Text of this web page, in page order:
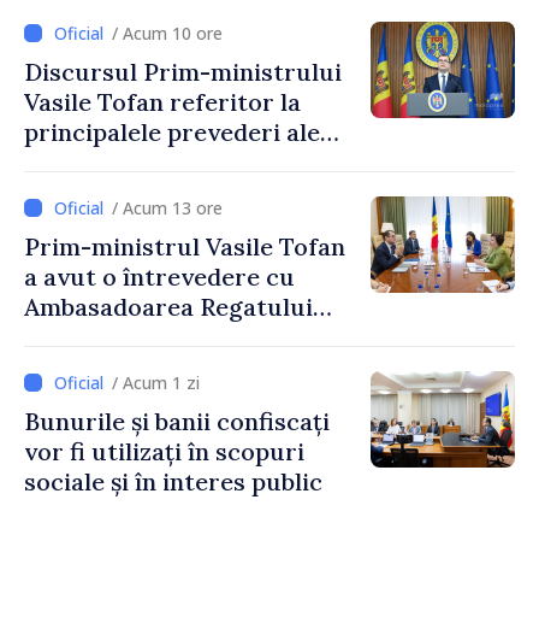
stimularea investițiilor și o
taxare mai echitabilă
/ Acum 10 ore
Discursul Prim-ministrului
Vasile Tofan referitor la
principalele prevederi ale
2027
/ Acum 13 ore
Prim-ministrul Vasile Tofan
a avut o întrevedere cu
Ambasadoarea Regatului
Irlandei de Nord, Fern
Horine / Acum 1 zi
Bunurile și banii confiscați
vor fi utilizați în scopuri
sociale și în interes public